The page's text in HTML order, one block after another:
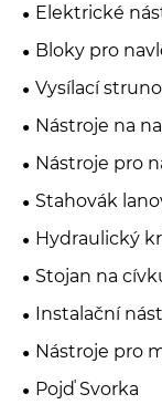
Elektrické
Bloky pro
Vysílací
Nástroje na
Nástroje pro
Stahovák
Hydraulický
Stojan na
Instalační
Nástroje pro
Pojď Svorka